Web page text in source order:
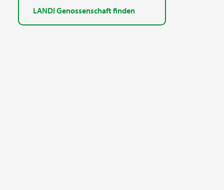
LANDI Genossenschaft finden